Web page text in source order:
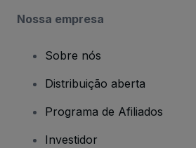
Nossa empresa
Sobre nós
Distribuição aberta
Programa de Afiliados
Investidor